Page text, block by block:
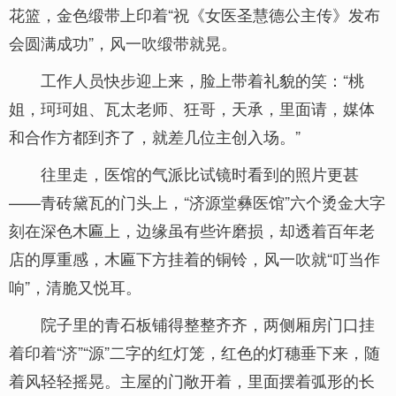
花篮，金色缎带上印着“祝《女医圣慧德公主传》发布
会圆满成功”，风一吹缎带就晃。
工作人员快步迎上来，脸上带着礼貌的笑：“桃
姐，珂珂姐、瓦太老师、狂哥，天承，里面请，媒体
和合作方都到齐了，就差几位主创入场。”
往里走，医馆的气派比试镜时看到的照片更甚
——青砖黛瓦的门头上，“济源堂彝医馆”六个烫金大字
刻在深色木匾上，边缘虽有些许磨损，却透着百年老
店的厚重感，木匾下方挂着的铜铃，风一吹就“叮当作
响”，清脆又悦耳。
院子里的青石板铺得整整齐齐，两侧厢房门口挂
着印着“济”“源”二字的红灯笼，红色的灯穗垂下来，随
着风轻轻摇晃。主屋的门敞开着，里面摆着弧形的长